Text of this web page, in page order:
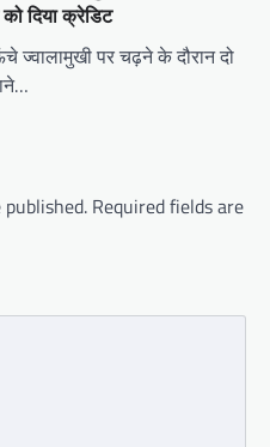
दिया क्रेडिट
ज्वालामुखी पर चढ़ने के दौरान दो
Required fields are